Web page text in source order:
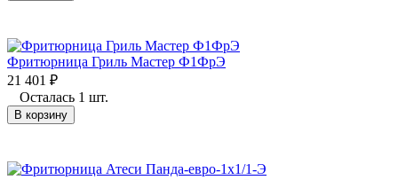
Фритюрница Гриль Мастер Ф1ФрЭ
21 401 ₽
Осталась 1 шт.
В корзину